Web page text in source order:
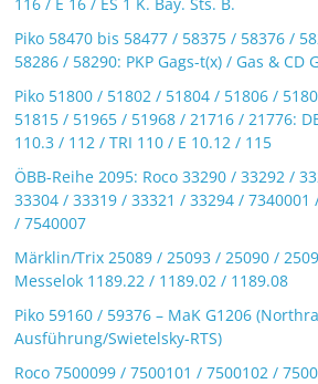
Piko 58470 bis 58477 / 58375 / 58376 /
58286 / 58290: PKP Gags-t(x) / Gas & CD
Piko 51800 / 51802 / 51804 / 51806 /
51815 / 51965 / 51968 / 21716 / 21776:
110.3 / 112 / TRI 110 / E 10.12 / 115
ÖBB-Reihe 2095: Roco 33290 / 33292 /
33304 / 33319 / 33321 / 33294 /
/ 7540007
Märklin/Trix 25089 / 25093 / 25090 /
Messelok 1189.22 / 1189.02 / 1189.08
Piko 59160 / 59376 – MaK G1206
Ausführung/Swietelsky-RTS)
Roco 7500099 / 7500101 / 7500102 /